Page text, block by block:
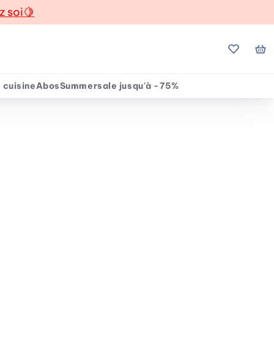
soi🍋
Mes
cuisineAbosSummersale jusqu'à -75%